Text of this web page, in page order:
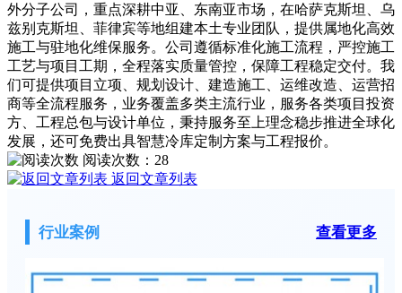
外分子公司，重点深耕中亚、东南亚市场，在哈萨克斯坦、乌
兹别克斯坦、菲律宾等地组建本土专业团队，提供属地化高效
施工与驻地化维保服务。公司遵循标准化施工流程，严控施工
工艺与项目工期，全程落实质量管控，保障工程稳定交付。我
们可提供项目立项、规划设计、建造施工、运维改造、运营招
商等全流程服务，业务覆盖多类主流行业，服务各类项目投资
方、工程总包与设计单位，秉持服务至上理念稳步推进全球化
发展，还可免费出具智慧冷库定制方案与工程报价。
阅读次数： 28
返回文章列表
行业案例 查看更多